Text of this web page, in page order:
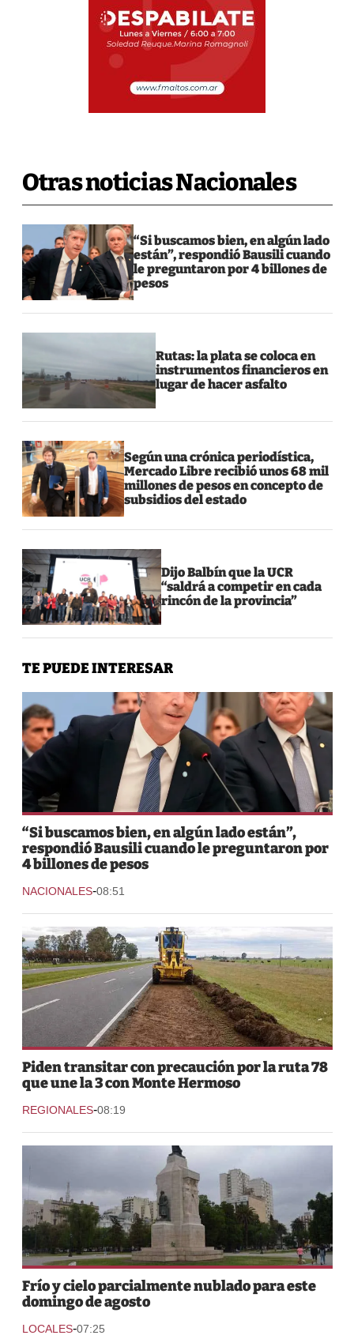
Otras noticias Nacionales
“Si buscamos bien, en algún lado
están”, respondió Bausili cuando
le preguntaron por 4 billones de
pesos
Rutas: la plata se coloca en
instrumentos financieros en
lugar de hacer asfalto
Según una crónica periodística,
Mercado Libre recibió unos 68 mil
millones de pesos en concepto de
subsidios del estado
Dijo Balbín que la UCR
“saldrá a competir en cada
rincón de la provincia”
TE PUEDE INTERESAR
“Si buscamos bien, en algún lado están”,
respondió Bausili cuando le preguntaron por
4 billones de pesos
NACIONALES-08:51
Piden transitar con precaución por la ruta 78
que une la 3 con Monte Hermoso
REGIONALES-08:19
Frío y cielo parcialmente nublado para este
domingo de agosto
LOCALES-07:25